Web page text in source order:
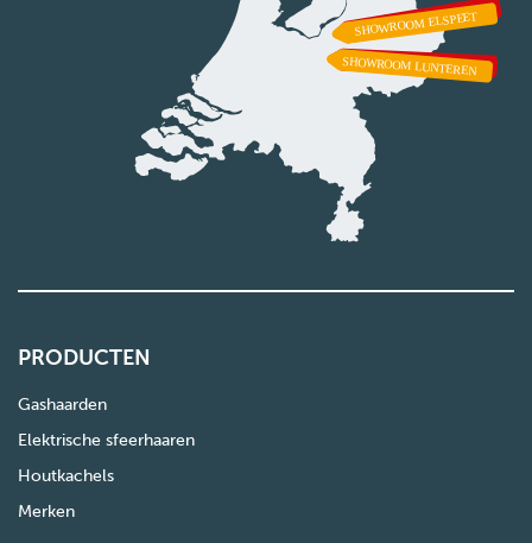
PRODUCTEN
Gashaarden
Elektrische sfeerhaaren
Houtkachels
Merken